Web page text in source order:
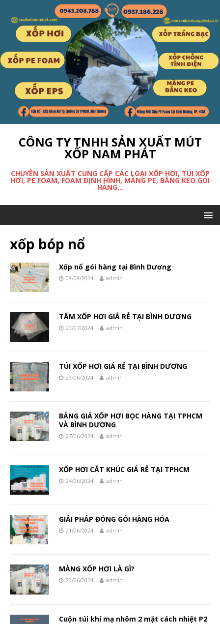
CÔNG TY TNHH SẢN XUẤT MÚT
XỐP NAM PHÁT
CHUYÊN SẢN XUẤT CUNG CẤP CÁC LOẠI XỐP HƠI, TÚI XỐP
HƠI, PE FOAM, FOAM ĐỊNH HÌNH, MÀNG PE, BĂNG KEO GÓI
HÀNG...
xốp bóp nổ
Xốp nổ gói hàng tại Bình Dương
08/08/2024 admin
TẤM XỐP HƠI GIÁ RẺ TẠI BÌNH DƯƠNG
20/07/2024 admin
TÚI XỐP HƠI GIÁ RẺ TẠI BÌNH DƯƠNG
29/06/2024 admin
BẢNG GIÁ XỐP HƠI BỌC HÀNG TẠI TPHCM
VÀ BÌNH DƯƠNG
27/06/2024 admin
XỐP HƠI CẮT KHÚC GIÁ RẺ TẠI TPHCM
24/06/2024 admin
GIẢI PHÁP ĐÓNG GÓI HÀNG HÓA
21/06/2024 admin
MÀNG XỐP HƠI LÀ GÌ?
20/06/2024 admin
Cuộn túi khí mạ nhôm 2 mặt cách nhiệt P2